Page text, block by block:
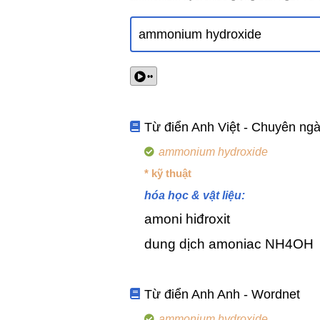
••
Từ điển Anh Việt - Chuyên
ammonium hydroxide
* kỹ thuật
hóa học & vật liệu:
amoni hiđroxit
dung dịch amoniac NH4OH
Từ điển Anh Anh - Wordnet